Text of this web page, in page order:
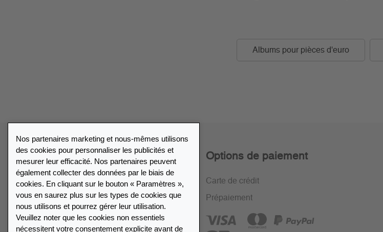
Albums pour pièces d'euro
Service
Politique de retour de 30 jours
Cryptage SSL
FAQ
Options de paiement
Carte de crédit
Prépaiement
Nos partenaires marketing et nous-mêmes utilisons
des cookies pour personnaliser les publicités et
mesurer leur efficacité. Nos partenaires peuvent
également collecter des données par le biais de
cookies. En cliquant sur le bouton « Paramètres »,
vous en saurez plus sur les types de cookies que
nous utilisons et pourrez gérer leur utilisation.
Veuillez noter que les cookies non essentiels
nécessitent votre consentement explicite avant de